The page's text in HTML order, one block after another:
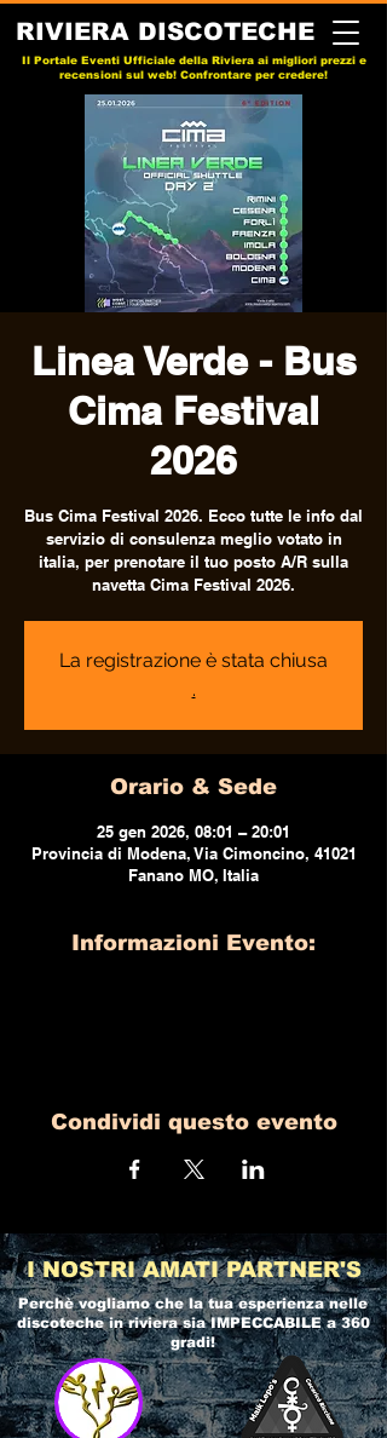
RIVIERA DISCOTECHE
Il Portale Eventi Ufficiale della Riviera ai migliori prezzi e
recensioni sul web! Confrontare per credere!
Linea Verde - Bus
Cima Festival
2026
Bus Cima Festival 2026. Ecco tutte le info dal
servizio di consulenza meglio votato in
italia, per prenotare il tuo posto A/R sulla
navetta Cima Festival 2026.
La registrazione è stata chiusa
.
Orario & Sede
25 gen 2026, 08:01 – 20:01
Provincia di Modena, Via Cimoncino, 41021
Fanano MO, Italia
Informazioni Evento:
Condividi questo evento
I NOSTRI AMATI PARTNER'S
Perchè vogliamo che la tua esperienza nelle
discoteche in rivierasia IMPECCABILE a 360
gradi!